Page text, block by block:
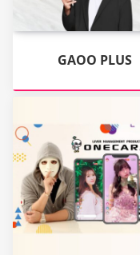
GAOO PLUS